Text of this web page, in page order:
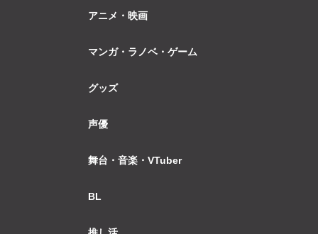
アニメ・映画
マンガ・ラノベ・ゲーム
グッズ
声優
舞台・音楽・VTuber
BL